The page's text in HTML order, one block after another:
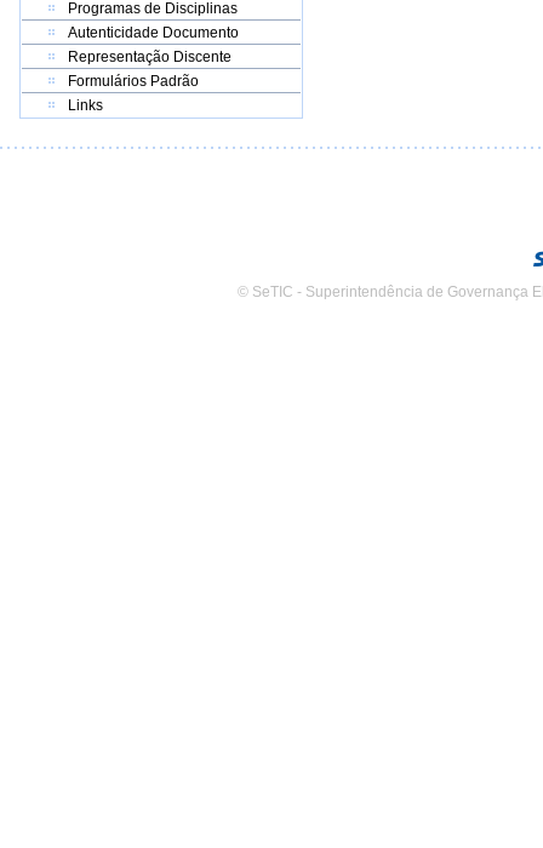
Programas de Disciplinas
Autenticidade Documento
Representação Discente
Formulários Padrão
Links
© SeTIC - Superintendência de Governança